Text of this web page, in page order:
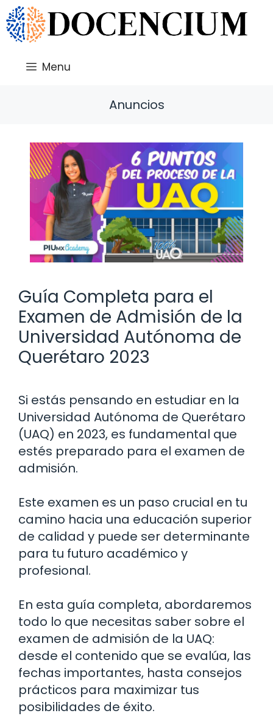
Saltar
al
contenido
Menu
Anuncios
Guía Completa para el
Examen de Admisión de la
Universidad Autónoma de
Querétaro 2023
Si estás pensando en estudiar en la
Universidad Autónoma de Querétaro
(UAQ) en 2023, es fundamental que
estés preparado para el examen de
admisión.
Este examen es un paso crucial en tu
camino hacia una educación superior
de calidad y puede ser determinante
para tu futuro académico y
profesional.
En esta guía completa, abordaremos
todo lo que necesitas saber sobre el
examen de admisión de la UAQ:
desde el contenido que se evalúa, las
fechas importantes, hasta consejos
prácticos para maximizar tus
posibilidades de éxito.